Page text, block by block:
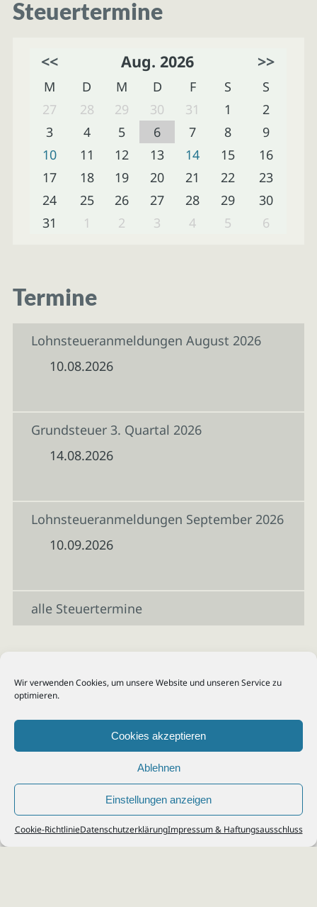
Wir verwenden Cookies, um unsere Website und unseren Service zu
optimieren.
Cookies akzeptieren
Ablehnen
Einstellungen anzeigen
Cookie-RichtlinieDatenschutzerklärungImpressum & Haftungsausschluss
Steuertermine
<< Aug. 2026 >>
M D M D F S
S
27
28 29 30 31 1
2
3
4 5 6 7 8
9
10
11 12 13 14 15
16
17
18 19 20 21 22
23
24
25 26 27 28 29
30
31
1 2 3 4 5 6
Termine
Lohnsteueranmeldungen August 2026
10.08.2026
Grundsteuer 3. Quartal 2026
14.08.2026
Lohnsteueranmeldungen September 2026
10.09.2026
alle Steuertermine
© 2026Steuerberater Kempf, Köln - Steuerberatung Poll, Porz, Deutz, Mülheim,